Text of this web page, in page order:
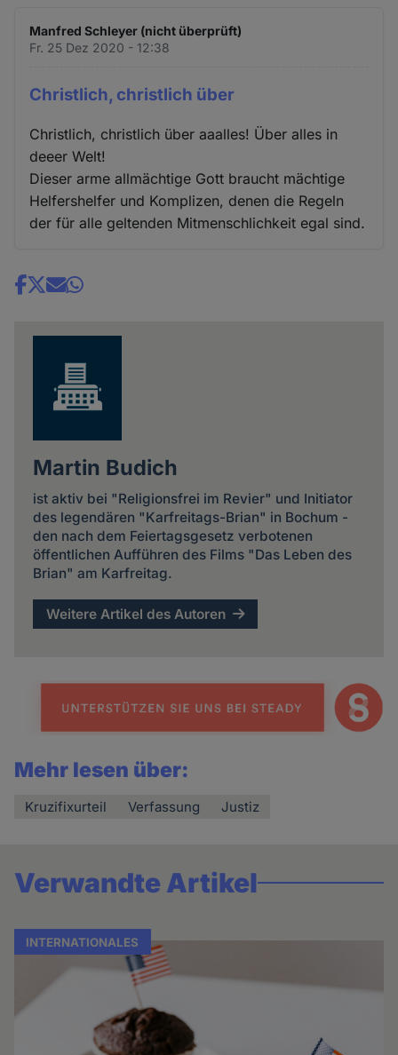
Manfred Schleyer (nicht überprüft)
Fr. 25 Dez 2020 - 12:38
Christlich, christlich über
Christlich, christlich über aaalles! Über alles in
deeer Welt!
Dieser arme allmächtige Gott braucht mächtige
Helfershelfer und Komplizen, denen die Regeln
der für alle geltenden Mitmenschlichkeit egal sind.
Share
Martin Budich
ist aktiv bei "Religionsfrei im Revier" und Initiator
des legendären "Karfreitags-Brian" in Bochum -
den nach dem Feiertagsgesetz verbotenen
öffentlichen Aufführen des Films "Das Leben des
Brian" am Karfreitag.
Weitere Artikel des Autoren
Mehr lesen über:
Kruzifixurteil Verfassung Justiz
Verwandte Artikel
INTERNATIONALES